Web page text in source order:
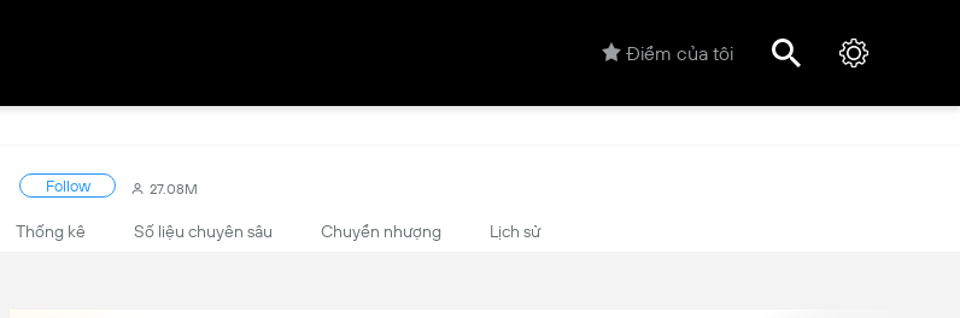
Điểm của tôi
Follow 27.08M
Thống kê Số liệu chuyên sâu Chuyển nhượng Lịch sử